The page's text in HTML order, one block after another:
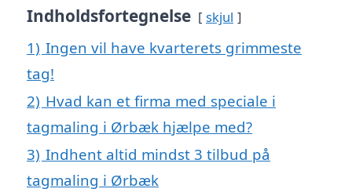
Indholdsfortegnelse skjul
1) Ingen vil have kvarterets grimmeste
tag!
2) Hvad kan et firma med speciale i
tagmaling i Ørbæk hjælpe med?
3) Indhent altid mindst 3 tilbud på
tagmaling i Ørbæk